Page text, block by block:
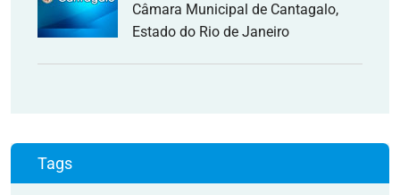
Câmara Municipal de Cantagalo,
Estado do Rio de Janeiro
Tags